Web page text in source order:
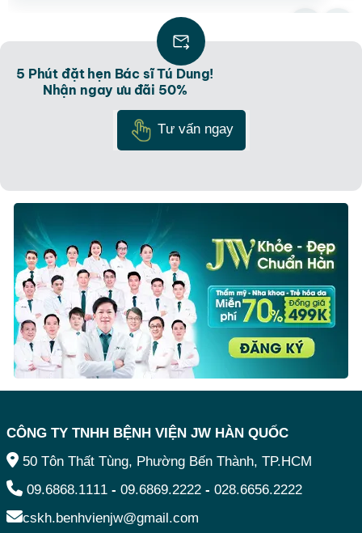
Xem thêm bài viết thịnh hành
5 Phút đặt hẹn Bác sĩ Tú Dung!
Nhận ngay ưu đãi 50%
Tư vấn ngay
CÔNG TY TNHH BỆNH VIỆN JW HÀN QUỐC
50 Tôn Thất Tùng, Phường Bến Thành, TP.HCM
09.6868.1111 - 09.6869.2222 - 028.6656.2222
cskh.benhvienjw@gmail.com